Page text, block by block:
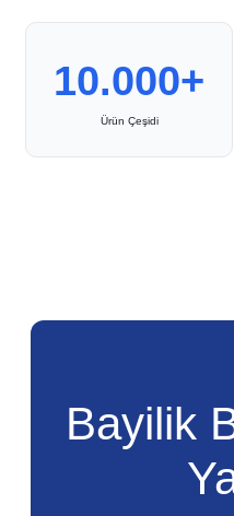
10.000+
Ürün Çeşidi
Bayilik